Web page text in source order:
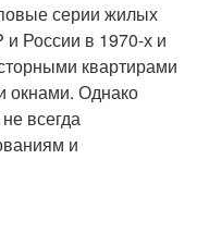
серии жилых
России в 1970-х и
квартирами
окнами. Однако
всегда
и